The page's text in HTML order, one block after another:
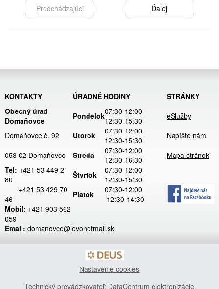
Predchádzajúci Ďalej
KONTAKTY ÚRADNÉ HODINY
STRÁNKY
Obecný úrad
Domaňovce
Pondelok07:30-12:00
12:30-15:30
eSlužby
Domaňovce č. 92
Utorok
07:30-12:00
12:30-15:30
Napíšte nám
053 02 Domaňovce
Streda
07:30-12:00
12:30-16:30
Mapa stránok
Tel: +421 53 449 21
80
Štvrtok
07:30-12:00
12:30-15:30
+421 53 429 70
46
Piatok
07:30-12:00
12:30-14:30
Mobil: +421 903 562
059
Email: domanovce@levonetmail.sk
Nastavenie cookies
Technický prevádzkovateľ: DataCentrum elektronizácie